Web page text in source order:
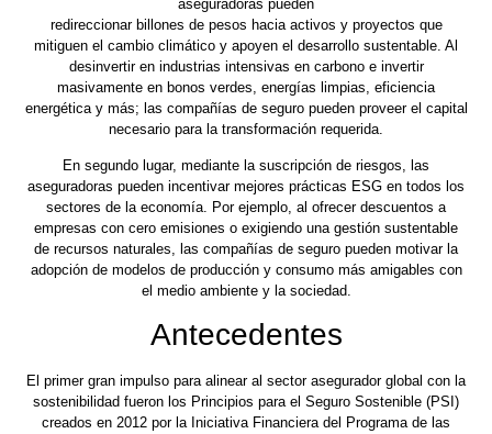
aseguradoras pueden
redireccionar billones de pesos hacia activos y proyectos que
mitiguen el cambio climático y apoyen el desarrollo sustentable. Al
desinvertir en industrias intensivas en carbono e invertir
masivamente en bonos verdes, energías limpias, eficiencia
energética y más; las compañías de seguro pueden proveer el capital
necesario para la transformación requerida.
En segundo lugar, mediante la suscripción de riesgos, las
aseguradoras pueden incentivar mejores prácticas ESG en todos los
sectores de la economía. Por ejemplo, al ofrecer descuentos a
empresas con cero emisiones o exigiendo una gestión sustentable
de recursos naturales, las compañías de seguro pueden motivar la
adopción de modelos de producción y consumo más amigables con
el medio ambiente y la sociedad.
Antecedentes
El primer gran impulso para alinear al sector asegurador global con la
sostenibilidad fueron los Principios para el Seguro Sostenible (PSI)
creados en 2012 por la Iniciativa Financiera del Programa de las